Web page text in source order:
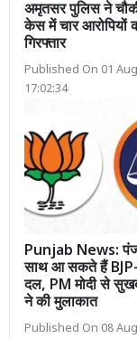
अमृतसर पुलिस ने
केस में चार आरोपियों
गिरफ्तार
Published On 01
17:02:34
Punjab News:
साथ आ सकते हैं
दल, PM मोदी से
ने की मुलाकात
Published On 08